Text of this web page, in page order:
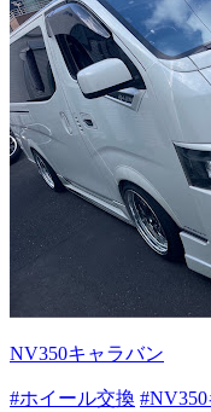
NV350キャラバン
#ホイール交換